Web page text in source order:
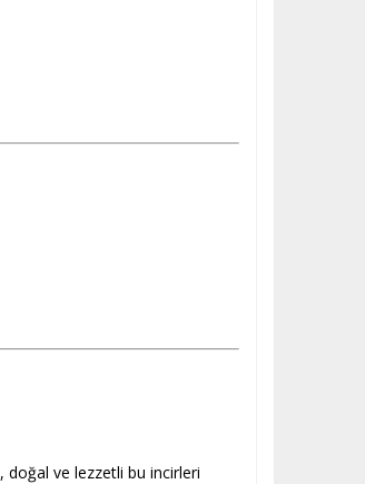
doğal ve lezzetli bu incirleri